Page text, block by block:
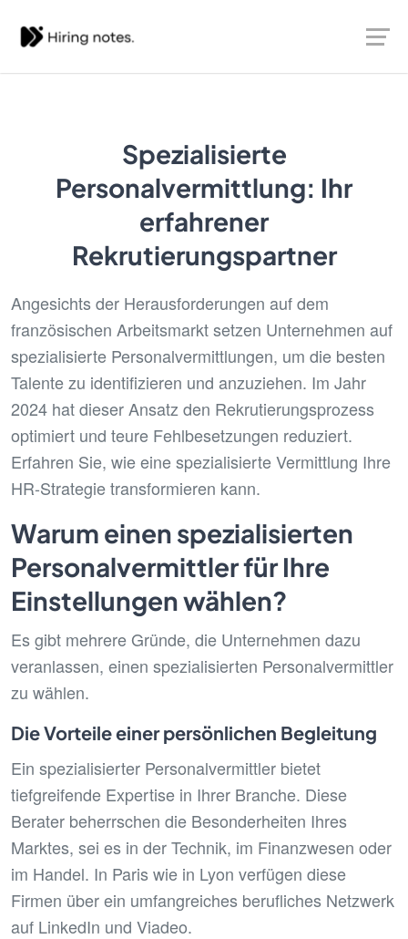
Spezialisierte
Personalvermittlung: Ihr
erfahrener
Rekrutierungspartner
Angesichts der Herausforderungen auf dem
französischen Arbeitsmarkt setzen Unternehmen auf
spezialisierte Personalvermittlungen, um die besten
Talente zu identifizieren und anzuziehen. Im Jahr
2024 hat dieser Ansatz den Rekrutierungsprozess
optimiert und teure Fehlbesetzungen reduziert.
Erfahren Sie, wie eine spezialisierte Vermittlung Ihre
HR-Strategie transformieren kann.
Warum einen spezialisierten
Personalvermittler für Ihre
Einstellungen wählen?
Es gibt mehrere Gründe, die Unternehmen dazu
veranlassen, einen spezialisierten Personalvermittler
zu wählen.
Die Vorteile einer persönlichen Begleitung
Ein spezialisierter Personalvermittler bietet
tiefgreifende Expertise in Ihrer Branche. Diese
Berater beherrschen die Besonderheiten Ihres
Marktes, sei es in der Technik, im Finanzwesen oder
im Handel. In Paris wie in Lyon verfügen diese
Firmen über ein umfangreiches berufliches Netzwerk
auf LinkedIn und Viadeo.